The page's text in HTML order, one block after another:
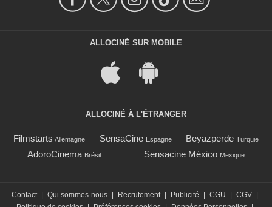
ALLOCINÉ SUR MOBILE
ALLOCINÉ À L'ÉTRANGER
Filmstarts Allemagne SensaCine Espagne Beyazperde Turquie
AdoroCinema Brésil Sensacine México Mexique
Contact | Qui sommes-nous | Recrutement | Publicité | CGU | CGV |